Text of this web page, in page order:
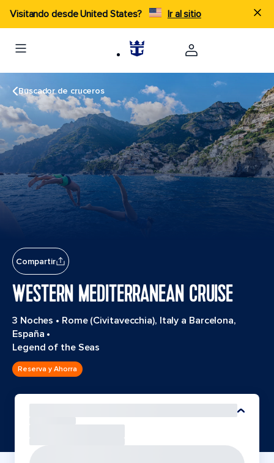
Visitando desde United States? Ir al sitio
Buscador de cruceros
Compartir
WESTERN MEDITERRANEAN CRUISE
3 Noches • Rome (Civitavecchia), Italy a Barcelona,
España •
Legend of the Seas
Reserva y Ahorra